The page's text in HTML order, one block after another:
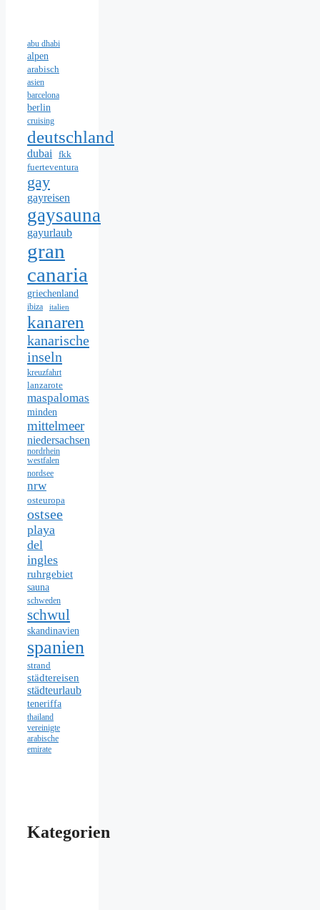
abu dhabi
alpen
arabisch
asien
barcelona
berlin
cruising
deutschland
dubai
fkk
fuerteventura
gay
gayreisen
gaysauna
gayurlaub
gran
canaria
griechenland
ibiza italien
kanaren
kanarische
inseln
kreuzfahrt
lanzarote
maspalomas
minden
mittelmeer
niedersachsen
nordrhein
westfalen
nordsee
nrw
osteuropa
ostsee
playa
del
ingles
ruhrgebiet
sauna
schweden
schwul
skandinavien
spanien
strand
städtereisen
städteurlaub
teneriffa
thailand
vereinigte
arabische
emirate
Kategorien